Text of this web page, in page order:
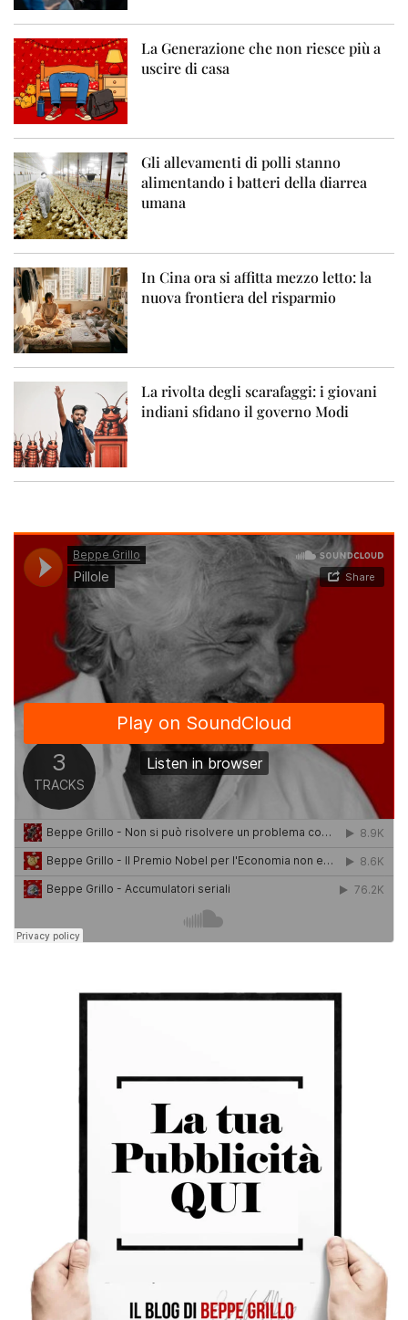
La Generazione che non riesce più a
uscire di casa
Gli allevamenti di polli stanno
alimentando i batteri della diarrea
umana
In Cina ora si affitta mezzo letto: la
nuova frontiera del risparmio
La rivolta degli scarafaggi: i giovani
indiani sfidano il governo Modi